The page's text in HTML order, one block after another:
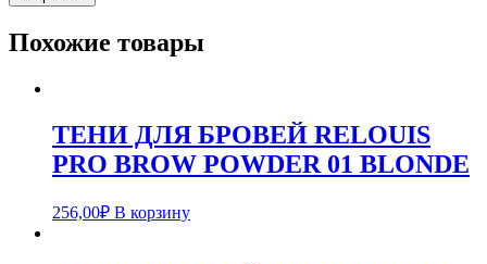
Похожие товары
ТЕНИ ДЛЯ БРОВЕЙ RELOUIS
PRO BROW POWDER 01 BLONDE
256,00₽ В корзину